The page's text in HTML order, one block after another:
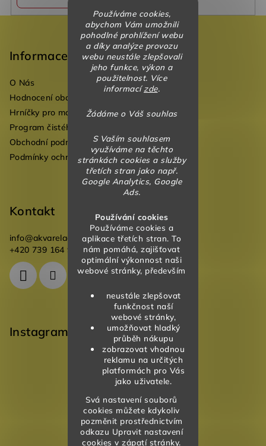
Používáme cookies,
abychom Vám umožnili
pohodlné prohlížení webu
a díky analýze provozu
webu neustále zlepšovali
jeho funkce, výkon a
použitelnost. Více
informacízde.
Žádáme o Váš souhlas
S Vaším souhlasem
využíváme na těchto
stránkách cookies a služby
třetích stran jako např.
Google Analytics, Google
Ads.
Používání cookies
Používáme cookies a
aplikace třetích stran. To
nám pomáhá, zajišťovat
optimální výkonnost naši
webové stránky, především
neustále zlepšovat
funkčnost naší
webové stránky,
umožňovat hladký
průběh nákupu
zobrazovat vhodnou
reklamu na určitých
platformách pro Vás
jako uživatele.
Svá nastavení souborů
cookies můžete kdykoliv
pozměnit prostřednictvím
odkazu Upravit nastavení
cookies v zápatí stránky.
Informace
O Nás
Hodnocení obchodu
Hrníčky pro mateřské školky
Program čistého vzduchu pro mateřské školy
Obchodní podmínky
Podmínky ochrany osobních údajů
Kontakt
info@akvareladesign.cz
+420 739 164 946
Instagram